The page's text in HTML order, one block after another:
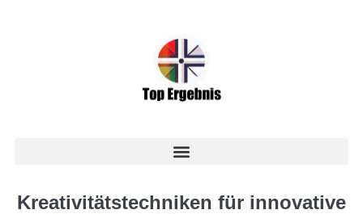
Kreativitätstechniken für innovative